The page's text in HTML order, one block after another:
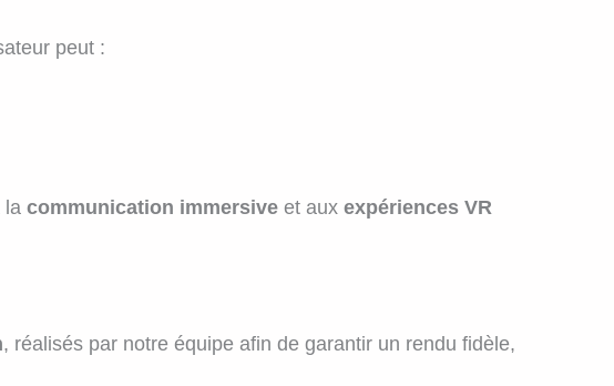
peut :
la communication immersive et aux expériences VR
, réalisés par notre équipe afin de garantir un rendu fidèle,